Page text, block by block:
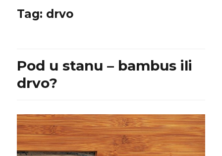
Tag: drvo
Pod u stanu – bambus ili
drvo?